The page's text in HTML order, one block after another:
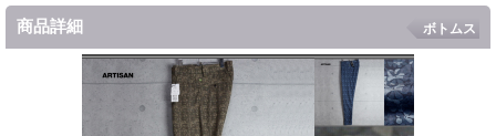
商品詳細 ボトムス